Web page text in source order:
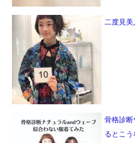
二度見美
骨格診断
るとこ